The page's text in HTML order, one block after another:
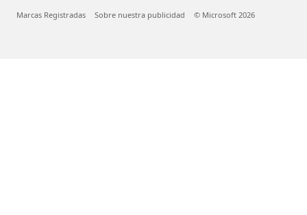
Marcas Registradas Sobre nuestra publicidad © Microsoft 2026